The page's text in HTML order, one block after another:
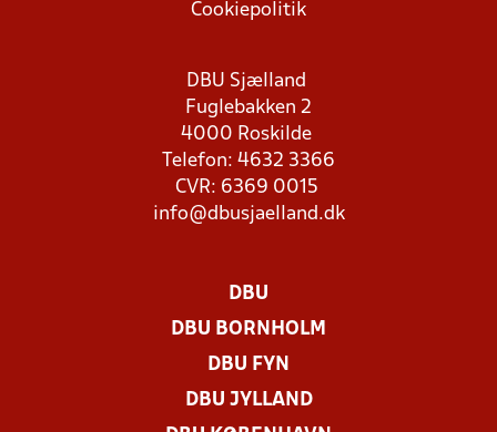
Cookiepolitik
DBU Sjælland
Fuglebakken 2
4000 Roskilde
Telefon: 4632 3366
CVR: 6369 0015
info@dbusjaelland.dk
DBU
DBU BORNHOLM
DBU FYN
DBU JYLLAND